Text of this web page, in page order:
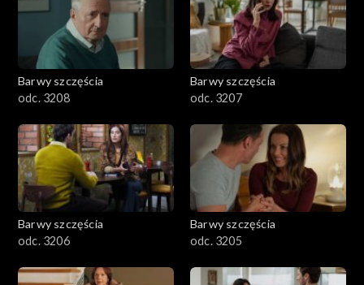
Barwy szczęścia
odc. 3208
Barwy szczęścia
odc. 3207
Barwy szczęścia
odc. 3206
Barwy szczęścia
odc. 3205